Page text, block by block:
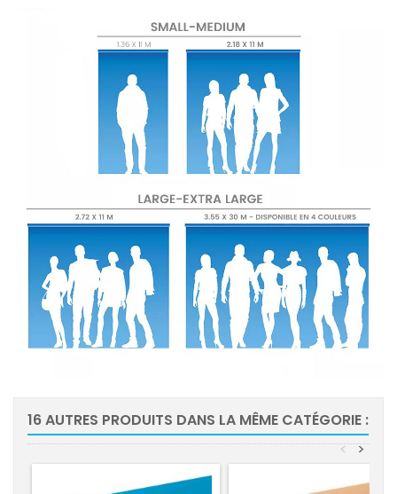
16 AUTRES PRODUITS DANS LA MÊME CATÉGORIE :
>
<